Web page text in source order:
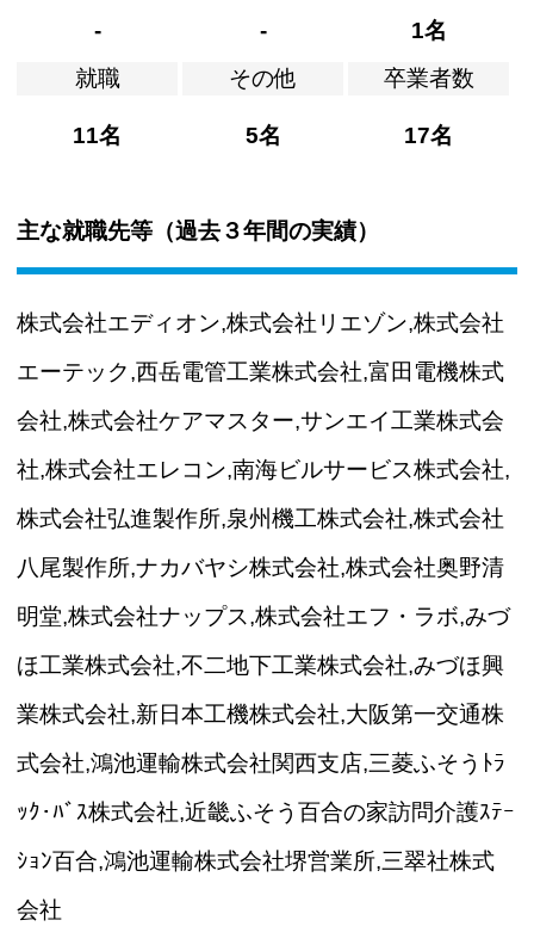
- -
1名
就職
11名
その他
5名
卒業者数
17名
主な就職先等（過去３年間の実績）
株式会社エディオン,株式会社リエゾン,株式会社
エーテック,西岳電管工業株式会社,富田電機株式
会社,株式会社ケアマスター,サンエイ工業株式会
社,株式会社エレコン,南海ビルサービス株式会社,
株式会社弘進製作所,泉州機工株式会社,株式会社
八尾製作所,ナカバヤシ株式会社,株式会社奥野清
明堂,株式会社ナップス,株式会社エフ・ラボ,みづ
ほ工業株式会社,不二地下工業株式会社,みづほ興
業株式会社,新日本工機株式会社,大阪第一交通株
式会社,鴻池運輸株式会社関西支店,三菱ふそうﾄﾗ
ｯｸ･ﾊﾞｽ株式会社,近畿ふそう百合の家訪問介護ｽﾃｰ
ｼｮﾝ百合,鴻池運輸株式会社堺営業所,三翠社株式
会社